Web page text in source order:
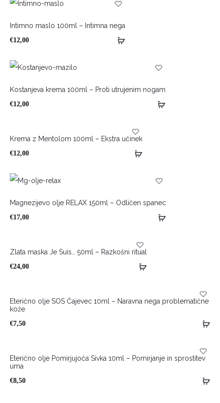
Intimno maslo 100ml – Intimna nega
€12,00
Kostanjeva krema 100ml – Proti utrujenim nogam
€12,00
Krema z Mentolom 100ml – Ekstra učinek
€12,00
Magnezijevo olje RELAX 150ml – Odličen spanec
€17,00
Zlata maska Je Suis… 50ml – Razkošni ritual
€24,00
Eterično olje SOS Čajevec 10ml – Naravna nega problematične
kože
€7,50
Eterično olje Pomirjujoča Sivka 10ml – Pomirjanje in sprostitev
uma
€8,50